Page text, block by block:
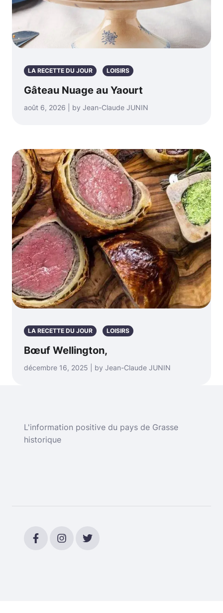
LA RECETTE DU JOUR LOISIRS
Gâteau Nuage au Yaourt
août 6, 2026 | by Jean-Claude JUNIN
LA RECETTE DU JOUR LOISIRS
Bœuf Wellington,
décembre 16, 2025 | by Jean-Claude JUNIN
L'information positive du pays de Grasse
historique